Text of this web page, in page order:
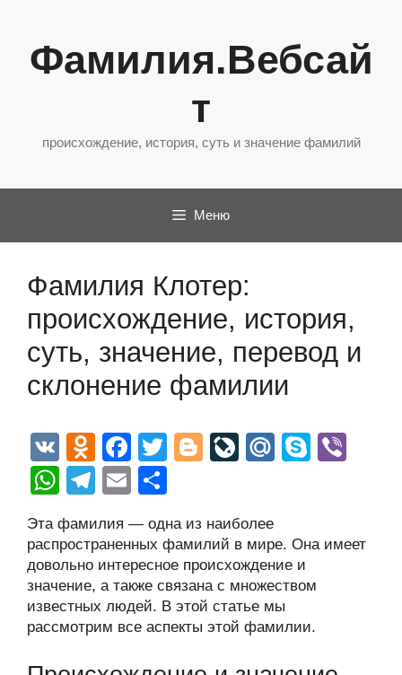
содержимому
Фамилия.Вебсай
т
происхождение, история, суть и значение фамилий
Меню
Фамилия Клотер:
происхождение, история,
суть, значение, перевод и
склонение фамилии
V
K
O
d
n
o
kl
a
ss
F
a
c
e
b
o
o
T
er
Bl
g
er
Li
J
o
ur
n
M
u
S
e
W
at
s
A
p
T
e
gr
a
m
E
ail р
а
в
и
Эта фамилия — одна из наиболее
распространенных фамилий в мире. Она имеет
довольно интересное происхождение и
значение, а также связана с множеством
известных людей. В этой статье мы
рассмотрим все аспекты этой фамилии.